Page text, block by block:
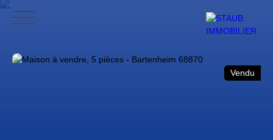
ACCUEIL ACHETER VENDRE NOS AVIS
Vendu